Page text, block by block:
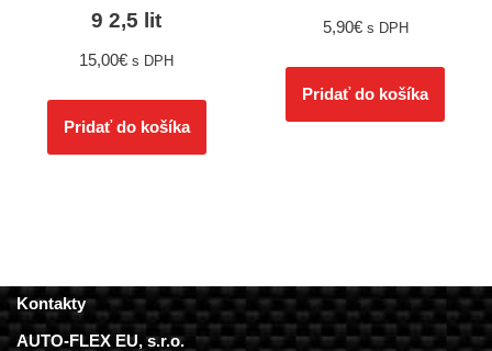
9 2,5 lit
15,00€ s DPH
Pridať do košíka
5,90€ s DPH
Pridať do košíka
Kontakty
AUTO-FLEX EU, s.r.o.